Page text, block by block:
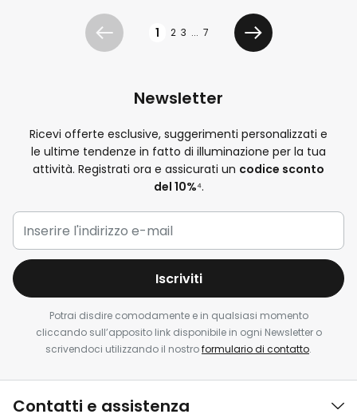
Precedente 1 2 3 ... 7
Avanti
Newsletter
Ricevi offerte esclusive, suggerimenti personalizzati e
le ultime tendenze in fatto di illuminazione per la tua
attività. Registrati ora e assicurati un codice sconto
del 10%⁴.
Iscriviti
Potrai disdire comodamente e in qualsiasi momento
cliccando sull’apposito link disponibile in ogni Newsletter o
scrivendoci utilizzando il nostroformulario di contatto.
Contatti e assistenza